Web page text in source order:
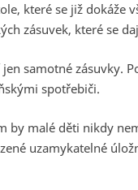
které se již dokáže
zásuvek, které se
samotné zásuvky.
spotřebiči.
by malé děti nikdy
uzamykatelné